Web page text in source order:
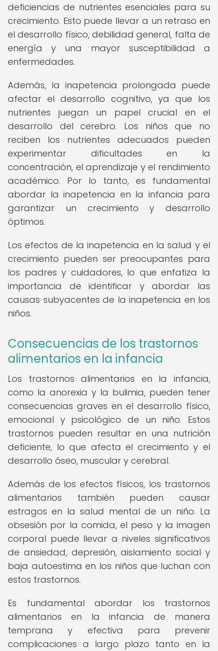
deficiencias de nutrientes esenciales para su
crecimiento. Esto puede llevar a un retraso en
el desarrollo físico, debilidad general, falta de
energía y una mayor susceptibilidad a
enfermedades.
Además, la inapetencia prolongada puede
afectar el desarrollo cognitivo, ya que los
nutrientes juegan un papel crucial en el
desarrollo del cerebro. Los niños que no
reciben los nutrientes adecuados pueden
experimentar dificultades en la
concentración, el aprendizaje y el rendimiento
académico. Por lo tanto, es fundamental
abordar la inapetencia en la infancia para
garantizar un crecimiento y desarrollo
óptimos.
Los efectos de la inapetencia en la salud y el
crecimiento pueden ser preocupantes para
los padres y cuidadores, lo que enfatiza la
importancia de identificar y abordar las
causas subyacentes de la inapetencia en los
niños.
Consecuencias de los trastornos
alimentarios en la infancia
Los trastornos alimentarios en la infancia,
como la anorexia y la bulimia, pueden tener
consecuencias graves en el desarrollo físico,
emocional y psicológico de un niño. Estos
trastornos pueden resultar en una nutrición
deficiente, lo que afecta el crecimiento y el
desarrollo óseo, muscular y cerebral.
Además de los efectos físicos, los trastornos
alimentarios también pueden causar
estragos en la salud mental de un niño. La
obsesión por la comida, el peso y la imagen
corporal puede llevar a niveles significativos
de ansiedad, depresión, aislamiento social y
baja autoestima en los niños que luchan con
estos trastornos.
Es fundamental abordar los trastornos
alimentarios en la infancia de manera
temprana y efectiva para prevenir
complicaciones a largo plazo tanto en la